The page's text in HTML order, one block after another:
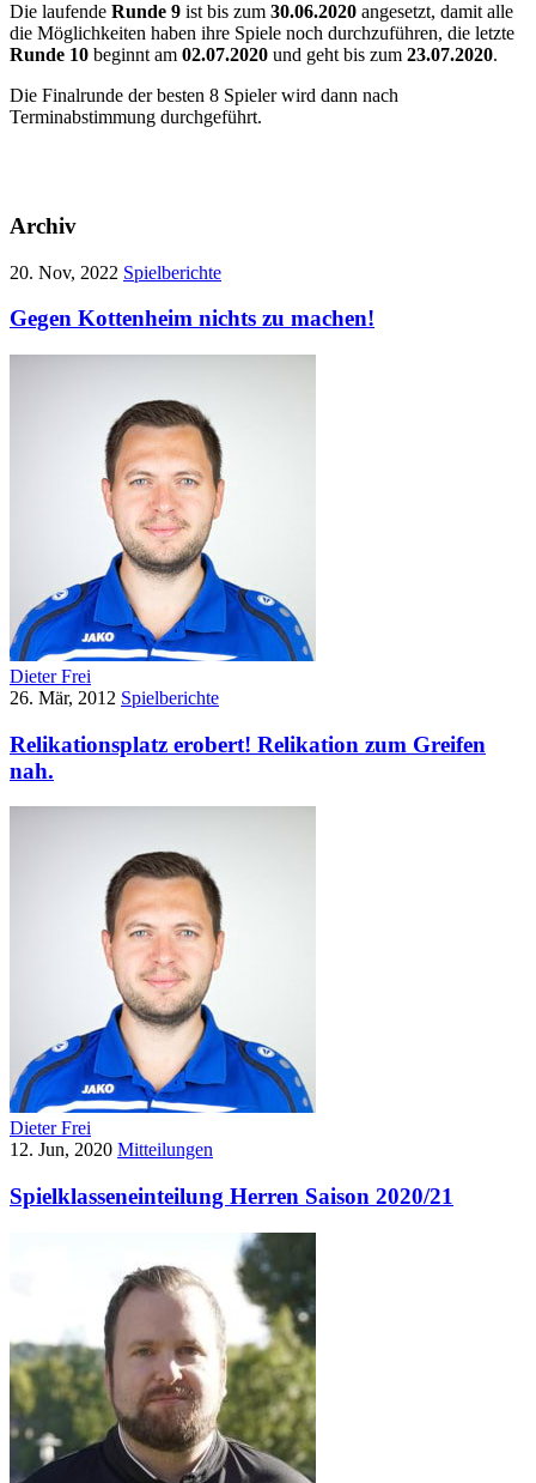
Die laufende Runde 9 ist bis zum 30.06.2020 angesetzt, damit alle
die Möglichkeiten haben ihre Spiele noch durchzuführen, die letzte
Runde 10 beginnt am 02.07.2020 und geht bis zum 23.07.2020.
Die Finalrunde der besten 8 Spieler wird dann nach
Terminabstimmung durchgeführt.
Archiv
20. Nov, 2022 Spielberichte
Gegen Kottenheim nichts zu machen!
Dieter Frei
26. Mär, 2012 Spielberichte
Relikationsplatz erobert! Relikation zum Greifen
nah.
Dieter Frei
12. Jun, 2020 Mitteilungen
Spielklasseneinteilung Herren Saison 2020/21